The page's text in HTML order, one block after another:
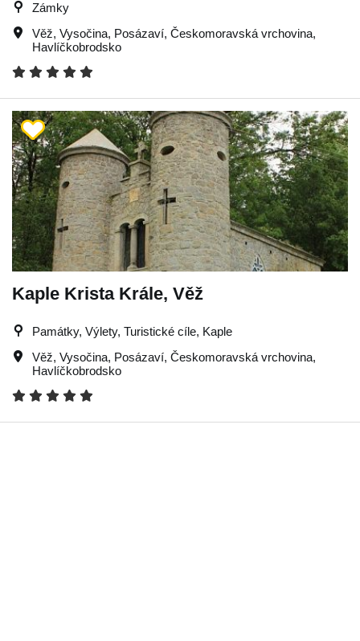
Zámky
Věž, Vysočina, Posázaví, Českomoravská vrchovina,
Havlíčkobrodsko
Kaple Krista Krále, Věž
Památky, Výlety, Turistické cíle, Kaple
Věž, Vysočina, Posázaví, Českomoravská vrchovina,
Havlíčkobrodsko